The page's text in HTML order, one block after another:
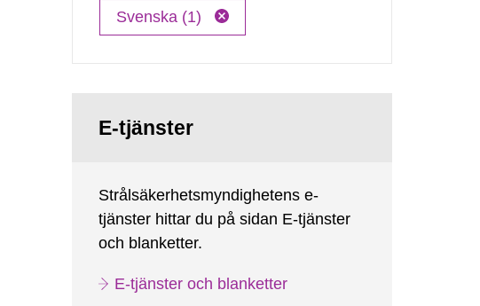
Svenska (1)
E-tjänster
Strålsäkerhetsmyndighetens e-
tjänster hittar du på sidan E-tjänster
och blanketter.
E-tjänster och blanketter